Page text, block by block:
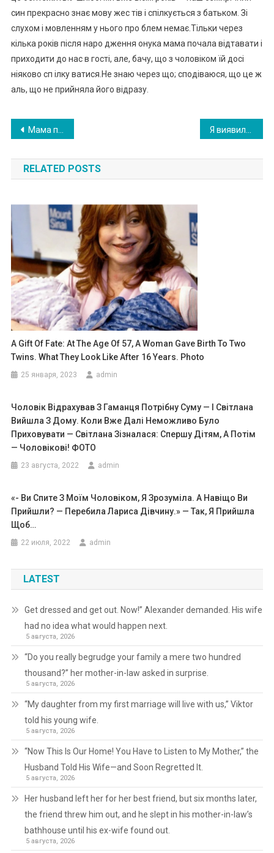
син прекрасно знає мову жес тів і спілкується з батьком. Зі
слухом і мовленням у нього про блем немає.Тільки через
кілька років після наро дження онука мама почала відтавати і
приходити до нас в гості, але, бачу, що з чоловіком їй досі
ніяково сп ілку ватися.Не знаю через що; сподіваюся, що це ж
аль, що не прийняла його відразу.
Навигация
по
записям
Мама підкинула мене батькові і втекла. Ми зустрілися через багато років…
RELATED POSTS
A Gift Of Fate: At The Age Of 57, A Woman Gave Birth To Two
Twins. What They Look Like After 16 Years. Photo
25 января, 2023 admin
Чоловік Відрахував З Гаманця Потрібну Суму — І Світлана
Вийшла З Дому. Коли Вже Далі Неможливо Було
Приховувати — Світлана Зізналася: Спершу Дітям, А Потім
— Чоловікові! ФОТО
23 августа, 2022 admin
«- Ви Cпитe З Моїм Чоловіком, Я Зрозуміла. А Навіщо Ви
Прийшли? — Перебила Лариса Дівчину.» — Так, Я Прийшла
Щоб…
22 июля, 2022 admin
LATEST
Get dressed and get out. Now!” Alexander demanded. His wife
had no idea what would happen next.
5 августа, 2026
“Do you really begrudge your family a mere two hundred
thousand?” her mother-in-law asked in surprise.
5 августа, 2026
“My daughter from my first marriage will live with us,” Viktor
told his young wife.
5 августа, 2026
“Now This Is Our Home! You Have to Listen to My Mother,” the
Husband Told His Wife—and Soon Regretted It.
5 августа, 2026
Her husband left her for her best friend, but six months later,
the friend threw him out, and he slept in his mother-in-law’s
bathhouse until his ex-wife found out.
5 августа, 2026